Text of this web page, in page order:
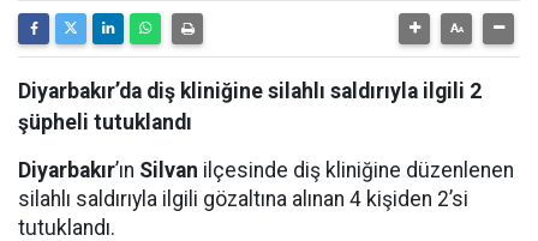
Diyarbakır’da diş kliniğine silahlı saldırıyla ilgili 2
şüpheli tutuklandı
Diyarbakır’ın Silvan ilçesinde diş kliniğine düzenlenen
silahlı saldırıyla ilgili gözaltına alınan 4 kişiden 2’si
tutuklandı.